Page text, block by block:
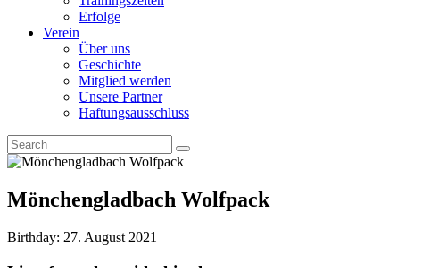
Erfolge
Verein
Über uns
Geschichte
Mitglied werden
Unsere Partner
Haftungsausschluss
Mönchengladbach Wolfpack
Birthday: 27. August 2021